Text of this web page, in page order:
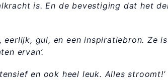
is. En de bevestiging dat het
eerlijk, gul, en een inspiratiebron. Ze
ervan’.
en ook heel leuk. Alles stroomt!’